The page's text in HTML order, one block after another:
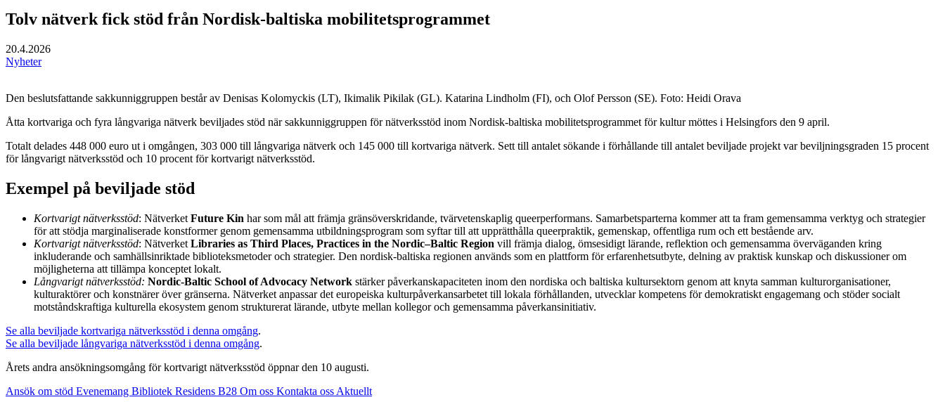
Tolv nätverk fick stöd från Nordisk-baltiska mobilitetsprogrammet
20.4.2026
Nyheter
Den beslutsfattande sakkunniggruppen består av Denisas Kolomyckis (LT), Ikimalik Pikilak (GL). Katarina Lindholm (FI), och Olof Persson (SE). Foto: Heidi Orava
Åtta kortvariga och fyra långvariga nätverk beviljades stöd när sakkunniggruppen för nätverksstöd inom Nordisk-baltiska mobilitetsprogrammet för kultur möttes i Helsingfors den 9 april.
Totalt delades 448 000 euro ut i omgången, 303 000 till långvariga nätverk och 145 000 till kortvariga nätverk. Sett till antalet sökande i förhållande till antalet beviljade projekt var beviljningsgraden 15 procent
för långvarigt nätverksstöd och 10 procent för kortvarigt nätverksstöd.
Exempel på beviljade stöd
Kortvarigt nätverksstöd: Nätverket Future Kin har som mål att främja gränsöverskridande, tvärvetenskaplig queerperformans. Samarbetsparterna kommer att ta fram gemensamma verktyg och strategier
för att stödja marginaliserade konstformer genom gemensamma utbildningsprogram som syftar till att upprätthålla queerpraktik, gemenskap, offentliga rum och ett bestående arv.
Kortvarigt nätverksstöd: Nätverket Libraries as Third Places, Practices in the Nordic–Baltic Region vill främja dialog, ömsesidigt lärande, reflektion och gemensamma överväganden kring
inkluderande och samhällsinriktade biblioteksmetoder och strategier. Den nordisk-baltiska regionen används som en plattform för erfarenhetsutbyte, delning av praktisk kunskap och diskussioner om
möjligheterna att tillämpa konceptet lokalt.
Långvarigt nätverksstöd: Nordic-Baltic School of Advocacy Network stärker påverkanskapaciteten inom den nordiska och baltiska kultursektorn genom att knyta samman kulturorganisationer,
kulturaktörer och konstnärer över gränserna. Nätverket anpassar det europeiska kulturpåverkansarbetet till lokala förhållanden, utvecklar kompetens för demokratiskt engagemang och stöder socialt
motståndskraftiga kulturella ekosystem genom strukturerat lärande, utbyte mellan kollegor och gemensamma påverkansinitiativ.
Se alla beviljade kortvariga nätverksstöd i denna omgång.
Se alla beviljade långvariga nätverksstöd i denna omgång.
Årets andra ansökningsomgång för kortvarigt nätverksstöd öppnar den 10 augusti.
Ansök om stöd Evenemang Bibliotek Residens B28 Om oss Kontakta oss Aktuellt